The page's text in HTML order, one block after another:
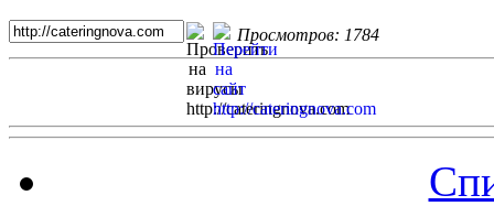
Просмотров: 1784